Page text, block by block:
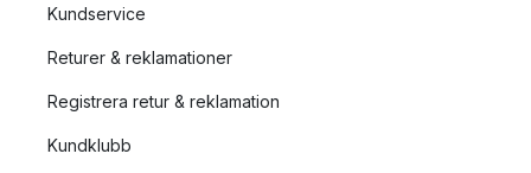
Kundservice
Returer & reklamationer
Registrera retur & reklamation
Kundklubb